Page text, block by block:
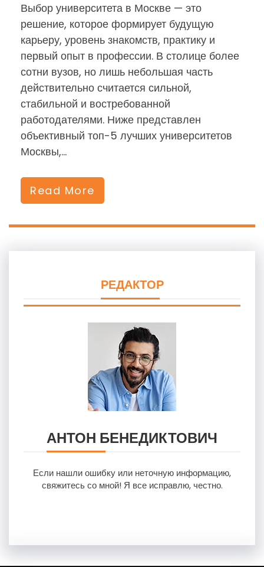
Выбор университета в Москве — это
решение, которое формирует будущую
карьеру, уровень знакомств, практику и
первый опыт в профессии. В столице более
сотни вузов, но лишь небольшая часть
действительно считается сильной,
стабильной и востребованной
работодателями. Ниже представлен
объективный топ-5 лучших университетов
Москвы,…
Read More
РЕДАКТОР
АНТОН БЕНЕДИКТОВИЧ
Если нашли ошибку или неточную информацию,
свяжитесь со мной! Я все исправлю, честно.